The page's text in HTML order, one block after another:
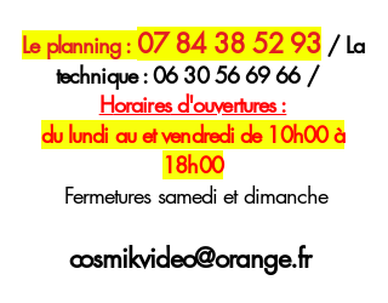
Le planning : 07 84 38 52 93 / La
technique :06 30 56 69 66/
Horairesd'ouvertures :
du lundi au et vendredi de 10h00 à
18h00
Fermetures samedi et dimanche
cosmikvideo@orange.fr